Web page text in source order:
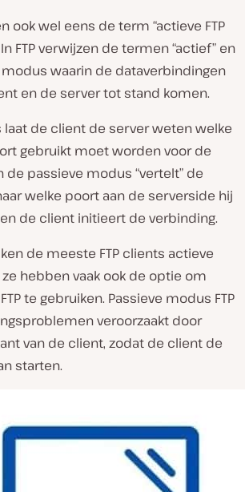
ook wel eens de term “actieve FTP
FTP verwijzen de termen “actief” en
modus waarin de dataverbindingen
en de server tot stand komen.
de client de server weten welke
gebruikt moet worden voor de
de passieve modus “vertelt” de
welke poort aan de serverside hij
de client initieert de verbinding.
de meeste FTP clients actieve
ze hebben vaak ook de optie om
te gebruiken. Passieve modus FTP
veroorzaakt door
van de client, zodat de client de
starten.